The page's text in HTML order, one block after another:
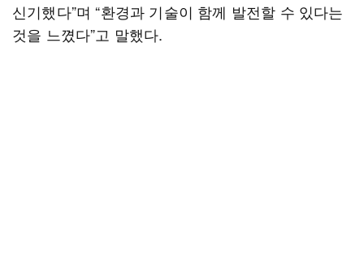
신기했다”며 “환경과 기술이 함께 발전할 수 있다는
것을 느꼈다”고 말했다.